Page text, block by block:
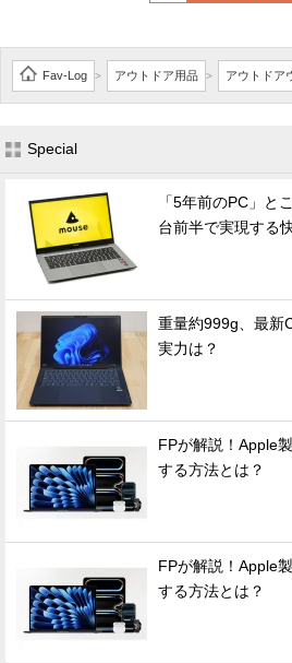
Fav-Log > アウトドア用品 > アウトドア
Special
「5年前のPC」と
台前半で実現する
重量約999g、最新
実力は？
FPが解説！Apple
する方法とは？
FPが解説！Apple
する方法とは？